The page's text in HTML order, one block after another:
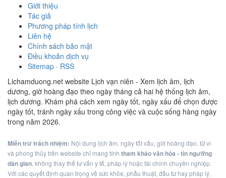
Giới thiệu
Tác giả
Phương pháp tính lịch
Liên hệ
Chính sách bảo mật
Điều khoản dịch vụ
Sitemap · RSS
Lichamduong.net website Lịch vạn niên - Xem lịch âm, lịch
dương, giờ hoàng đạo theo ngày tháng cả hai hệ thống lịch âm,
lịch dương. Khám phá cách xem ngày tốt, ngày xấu để chọn được
ngày tốt, tránh ngày xấu trong công việc và cuộc sống hàng ngày
trong năm 2026.
Miễn trừ trách nhiệm: Nội dung lịch âm, ngày tốt xấu, giờ hoàng đạo, tử vi
và phong thủy trên website chỉ mang tính tham khảo văn hóa - tín ngưỡng
dân gian, không thay thế tư vấn y tế, pháp lý hoặc tài chính chuyên nghiệp.
Với các quyết định quan trọng về sức khỏe, phẫu thuật, đầu tư hay pháp lý,